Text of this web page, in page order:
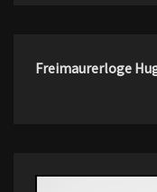
Freimaurerloge